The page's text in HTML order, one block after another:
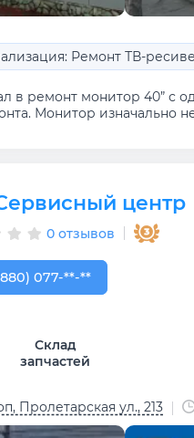
Ремонт ТВ-
в ремонт монитор 40” с
Монитор изначально не
центр
0 отзывов
077-07-88
077-**-**
Склад
запчастей
Пролетарская ул., 213